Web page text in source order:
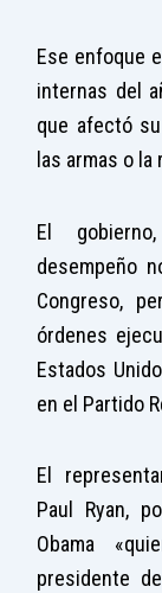
Ese enfoque
internas del
que afectó
las armas o
El
desempeño
Congreso,
órdenes
Estados
en el Partido
El
Paul Ryan,
Obama
presidente